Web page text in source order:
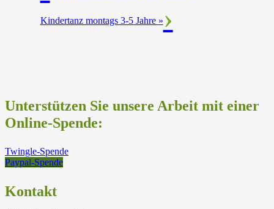
Kindertanz montags 3-5 Jahre »
Unterstützen Sie unsere Arbeit mit einer
Online-Spende:
Twingle-Spende
Paypal-Spende
Kontakt